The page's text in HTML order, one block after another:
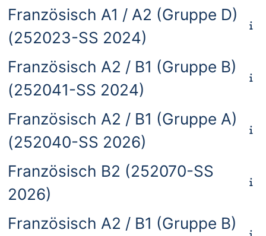
Französisch A1 / A2 (Gruppe D)
(252023-SS 2024)
Französisch A2 / B1 (Gruppe B)
(252041-SS 2024)
Französisch A2 / B1 (Gruppe A)
(252040-SS 2026)
Französisch B2 (252070-SS
2026)
Französisch A2 / B1 (Gruppe B)